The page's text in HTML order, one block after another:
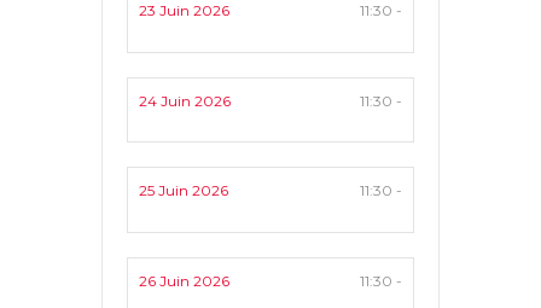
23 Juin 2026 11:30 -
24 Juin 2026 11:30 -
25 Juin 2026 11:30 -
26 Juin 2026 11:30 -